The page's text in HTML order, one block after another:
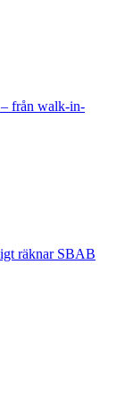
– från walk-in-
räknar SBAB